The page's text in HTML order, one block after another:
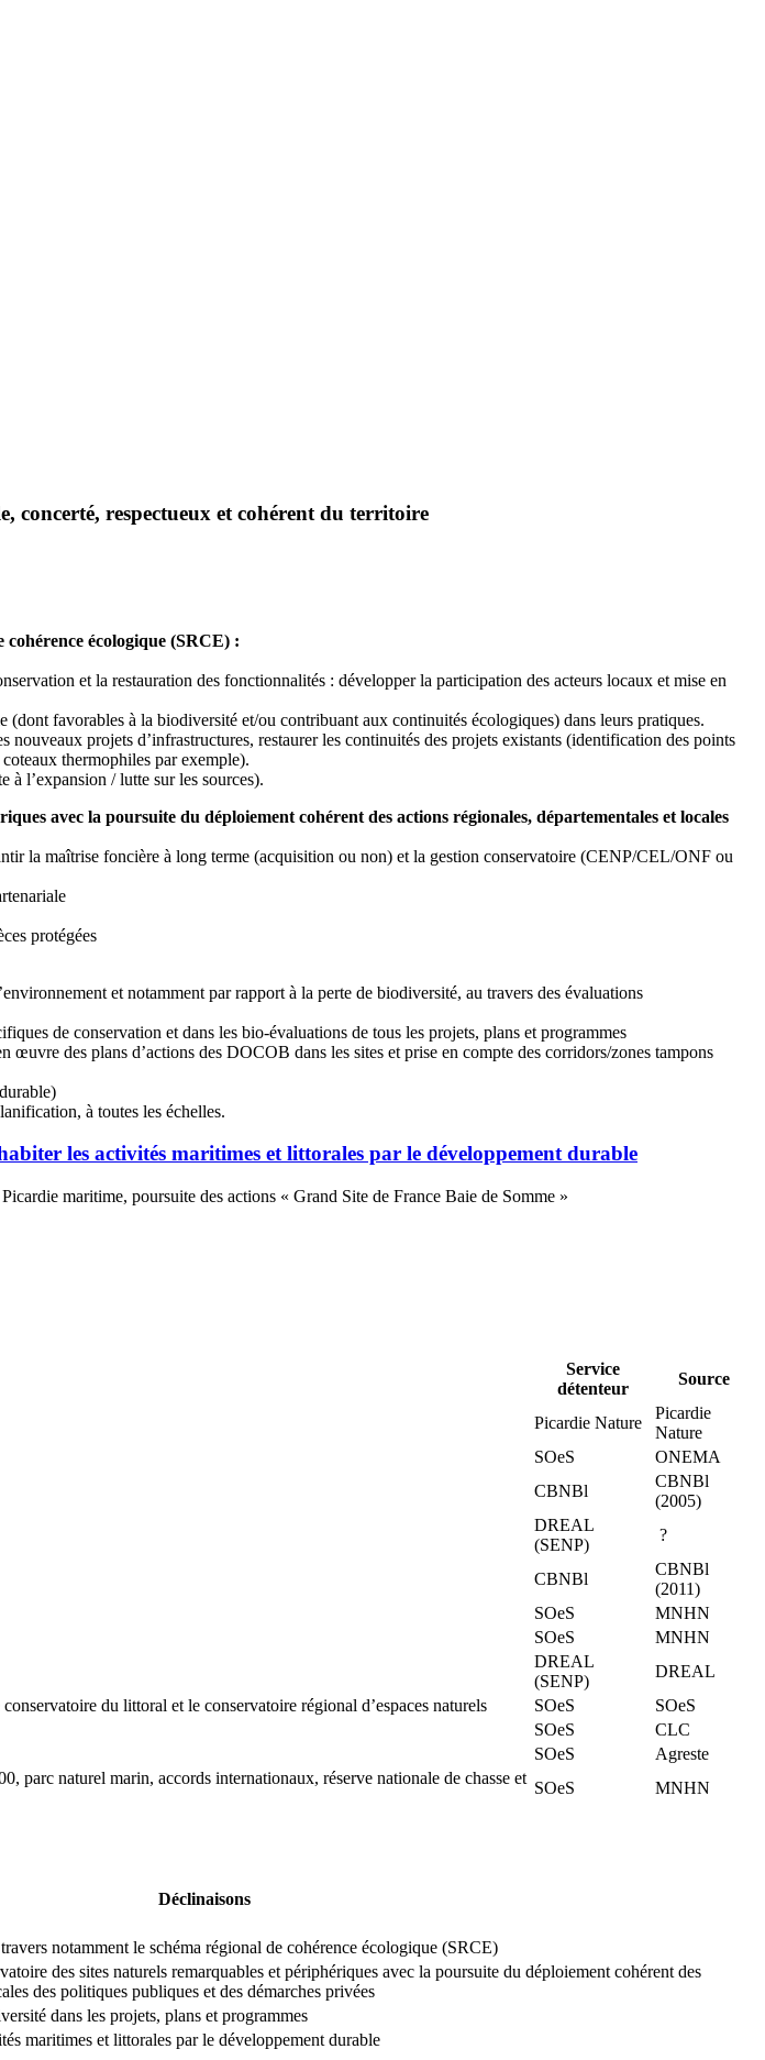
concerté, respectueux et cohérent du territoire
écologique (SRCE) :
et la restauration des fonctionnalités : développer la participation des acteurs locaux et mise en
favorables à la biodiversité et/ou contribuant aux continuités écologiques) dans leurs pratiques.
projets d’infrastructures, restaurer les continuités des projets existants (identification des points
thermophiles par exemple).
à l’expansion / lutte sur les sources).
avec la poursuite du déploiement cohérent des actions régionales, départementales et locales
la maîtrise foncière à long terme (acquisition ou non) et la gestion conservatoire (CENP/CEL/ONF ou
protégées
et notamment par rapport à la perte de biodiversité, au travers des évaluations
de conservation et dans les bio-évaluations de tous les projets, plans et programmes
des plans d’actions des DOCOB dans les sites et prise en compte des corridors/zones tampons
à toutes les échelles.
les activités maritimes et littorales par le développement durable
maritime, poursuite des actions « Grand Site de France Baie de Somme »
Service
détenteur
Source
Picardie Nature
Picardie
Nature
SOeS
ONEMA
CBNBl
CBNBl
(2005)
DREAL
(SENP)
?
CBNBl
CBNBl
(2011)
SOeS
MNHN
SOeS
MNHN
DREAL
(SENP)
DREAL
du littoral et le conservatoire régional d’espaces naturels SOeS
SOeS
SOeS
CLC
SOeS
Agreste
parc naturel marin, accords internationaux, réserve nationale de chasse et
SOeS
MNHN
Déclinaisons
notamment le schéma régional de cohérence écologique (SRCE)
des sites naturels remarquables et périphériques avec la poursuite du déploiement cohérent des
des politiques publiques et des démarches privées
dans les projets, plans et programmes
maritimes et littorales par le développement durable